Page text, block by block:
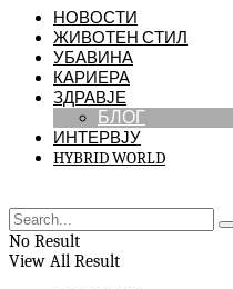
НОВОСТИ
ЖИВОТЕН СТИЛ
УБАВИНА
КАРИЕРА
ЗДРАВЈЕ
БЛОГ
ИНТЕРВЈУ
HYBRID WORLD
No Result
View All Result